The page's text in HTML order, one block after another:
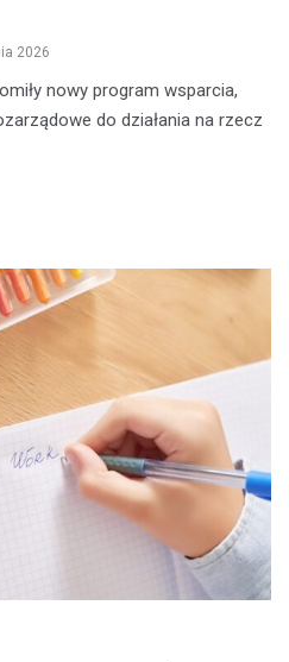
2026
nowy program wsparcia,
do działania na rzecz